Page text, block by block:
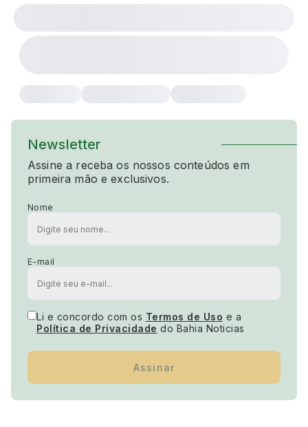
Newsletter
Assine a receba os nossos conteúdos em
primeira mão e exclusivos.
Nome
E-mail
Li e concordo com os Termos de Uso e a
Política de Privacidade do Bahia Noticias
Assinar